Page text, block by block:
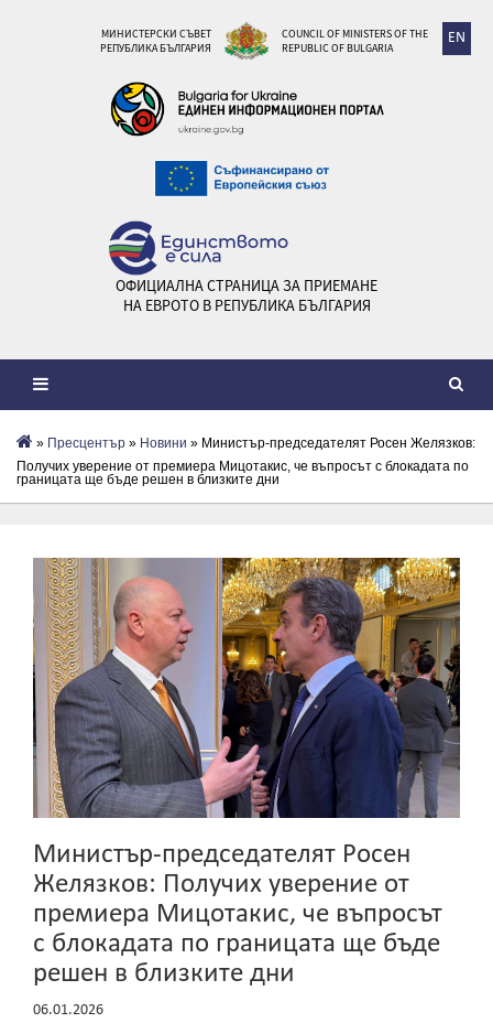
EN
МИНИСТЕРСКИ СЪВЕТ
РЕПУБЛИКА БЪЛГАРИЯ
COUNCIL OF MINISTERS OF THE
REPUBLIC OF BULGARIA
ОФИЦИАЛНА СТРАНИЦА ЗА ПРИЕМАНЕ
НА ЕВРОТО В РЕПУБЛИКА БЪЛГАРИЯ
» Пресцентър » Новини » Министър-председателят Росен Желязков:
Получих уверение от премиера Мицотакис, че въпросът с блокадата по
границата ще бъде решен в близките дни
Министър-председателят Росен
Желязков: Получих уверение от
премиера Мицотакис, че въпросът
с блокадата по границата ще бъде
решен в близките дни
06.01.2026